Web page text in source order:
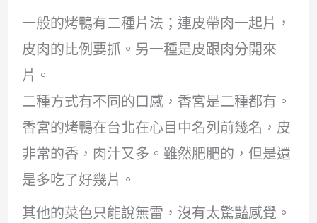
一般的烤鴨有二種片法；連皮帶肉一起片，
皮肉的比例要抓。另一種是皮跟肉分開來
片。
二種方式有不同的口感，香宮是二種都有。
香宮的烤鴨在台北在心目中名列前幾名，皮
非常的香，肉汁又多。雖然肥肥的，但是還
是多吃了好幾片。
其他的菜色只能說無雷，沒有太驚豔感覺。